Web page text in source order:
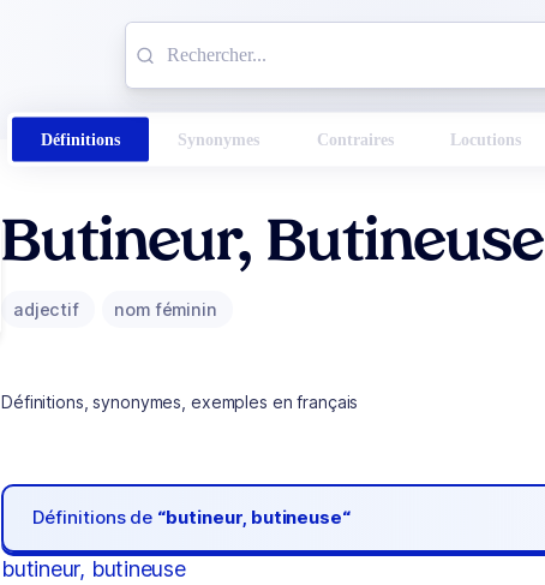
Définitions Synonymes Contraires Locutions
Butineur, Butineuse
adjectif nom féminin
Définitions, synonymes, exemples en français
Définitions de “butineur, butineuse“
butineur, butineuse